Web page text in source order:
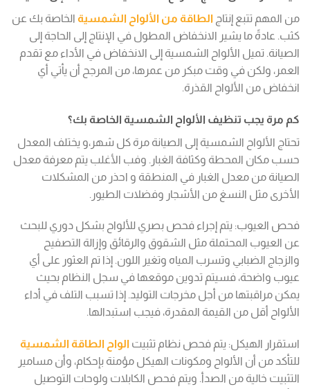
من المهم تتبع إنتاج الطاقة من الألواح الشمسية الخاصة بك عن
كثب. عادةً ما يشير الانخفاض المطول في الإنتاج إلى الحاجة إلى
الصيانة. تميل الألواح الشمسية إلى الانخفاض في الأداء مع تقدم
العمر، ولكن في وقت مبكر من عمرها، من المرجح أن يأتي أي
انخفاض من الألواح القذرة.
كم مرة يجب تنظيف الألواح الشمسية الخاصة بك؟
تحتاج الألواح الشمسية إلى الصيانة مرة كل شهر،و يختلف المعدل
حسب مكان المحطة وكثافة الغبار. وفب الأغلب يتم معرفة معدل
الصيانة من معدل الغبار في المنطقة و احذر من المشكلات
الأخرى مثل النسغ من الأشجار وفضلات الطيور.
فحص العيوب: يتم إجراء فحص بصري للألواح بشكل دوري للبحث
عن العيوب المحتملة مثل الشقوق والرقائق وإزالة التصفيح
والزجاج الضبابي وتسرب المياه وتغير اللون. إذا تم العثور على أي
عيوب واضحة، فسيتم تدوين موقعها في سجل النظام بحيث
يمكن مراقبتها من أجل مخرجات التوليد. إذا تسبب التلف في أداء
الألواح أقل من القيمة المقدرة، فيجب استبدالها.
استقرار الهيكل: يتم فحص نظام تثبيت الواح الطاقة الشمسية
للتأكد من أن الألواح ومكونات الهيكل مؤمنة بإحكام، وأن مسامير
التثبيت خالية من الصدأ. ويتم فحص الكابلات ولوحات التوصيل